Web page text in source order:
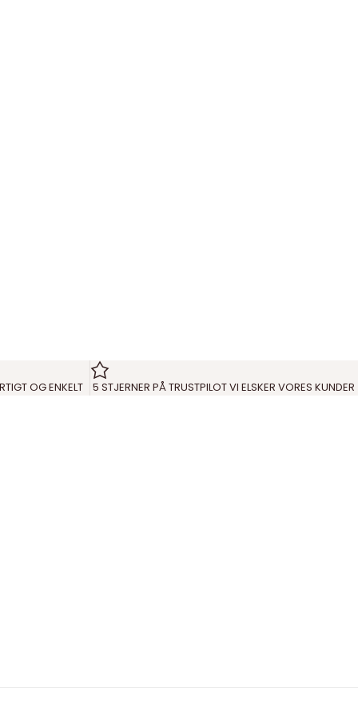
OG ENKELT
5 STJERNER PÅ TRUSTPILOT VI ELSKER VORES KUNDER